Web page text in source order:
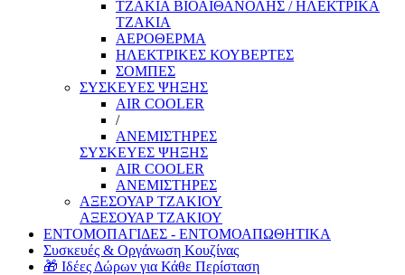
ΤΖΑΚΙΑ ΒΙΟΑΙΘΑΝΟΛΗΣ / ΗΛΕΚΤΡΙΚΑ
ΤΖΑΚΙΑ
ΑΕΡΟΘΕΡΜΑ
ΗΛΕΚΤΡΙΚΕΣ ΚΟΥΒΕΡΤΕΣ
ΣΟΜΠΕΣ
ΣΥΣΚΕΥΕΣ ΨΗΞΗΣ
AIR COOLER
/
ΑΝΕΜΙΣΤΗΡΕΣ
ΣΥΣΚΕΥΕΣ ΨΗΞΗΣ
AIR COOLER
ΑΝΕΜΙΣΤΗΡΕΣ
ΑΞΕΣΟΥΑΡ ΤΖΑΚΙΟΥ
ΑΞΕΣΟΥΑΡ ΤΖΑΚΙΟΥ
ΕΝΤΟΜΟΠΑΓΙΔΕΣ - ΕΝΤΟΜΟΑΠΩΘΗΤΙΚΑ
Συσκευές & Οργάνωση Κουζίνας
🎁 Ιδέες Δώρων για Κάθε Περίσταση